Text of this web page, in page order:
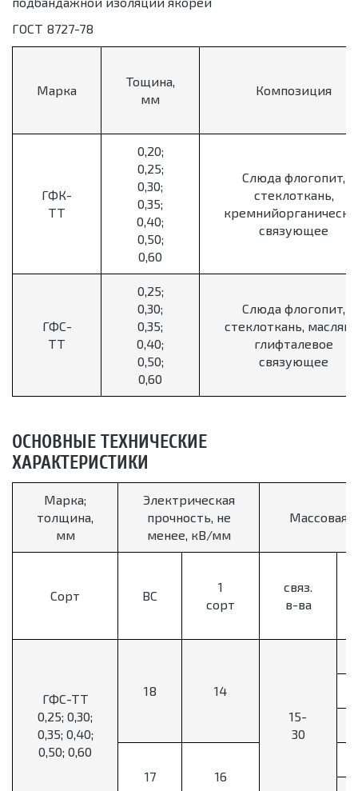
ГОСТ 8727-78
Марка
Тощина,
мм
Композиция
ГФК-
ТТ
0,20;
0,25;
0,30;
0,35;
0,40;
0,50;
0,60
Слюда флогопит,
стеклоткань,
связующее
ГФС-
ТТ
0,25;
0,30;
0,35;
0,40;
0,50;
0,60
Слюда флогопит,
стеклоткань,
глифталевое
связующее
ОСНОВНЫЕ ТЕХНИЧЕСКИЕ
ХАРАКТЕРИСТИКИ
Марка;
толщина,
мм
Электрическая
прочность, не
менее, кВ/мм
Массовая
Сорт ВС
1
сорт
связ.
в-ва
ГФС-ТТ
0,25; 0,30;
0,35; 0,40;
0,50; 0,60
18
14
15-
30
17 16